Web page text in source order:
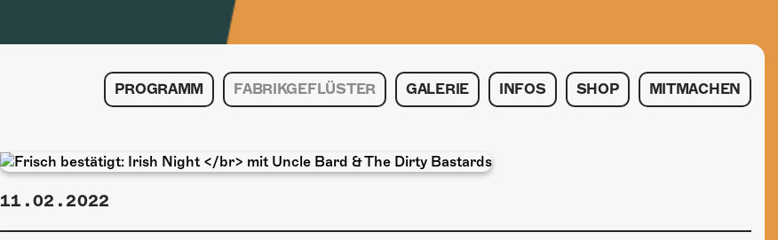
PROGRAMM FABRIKGEFLÜSTER GALERIE INFOS SHOP MITMACHEN
11.02.2022